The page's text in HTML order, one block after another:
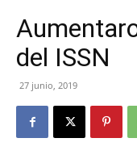
del ISSN
27 junio, 2019